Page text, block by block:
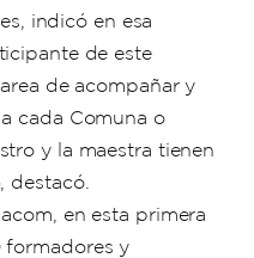
indicó en esa
de este
de acompañar y
cada Comuna o
y la maestra tienen
destacó.
en esta primera
formadores y